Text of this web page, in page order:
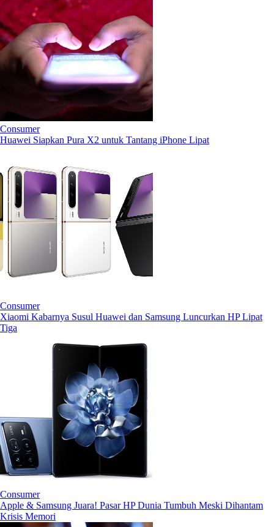
Consumer
Huawei Siapkan Pura X2 untuk Tantang iPhone Lipat
Consumer
Xiaomi Kabarnya Susul Huawei dan Samsung Luncurkan HP Lipat
Tiga
Consumer
Apple & Samsung Juara! Pasar HP Dunia Tumbuh Meski Dihantam
Krisis Memori